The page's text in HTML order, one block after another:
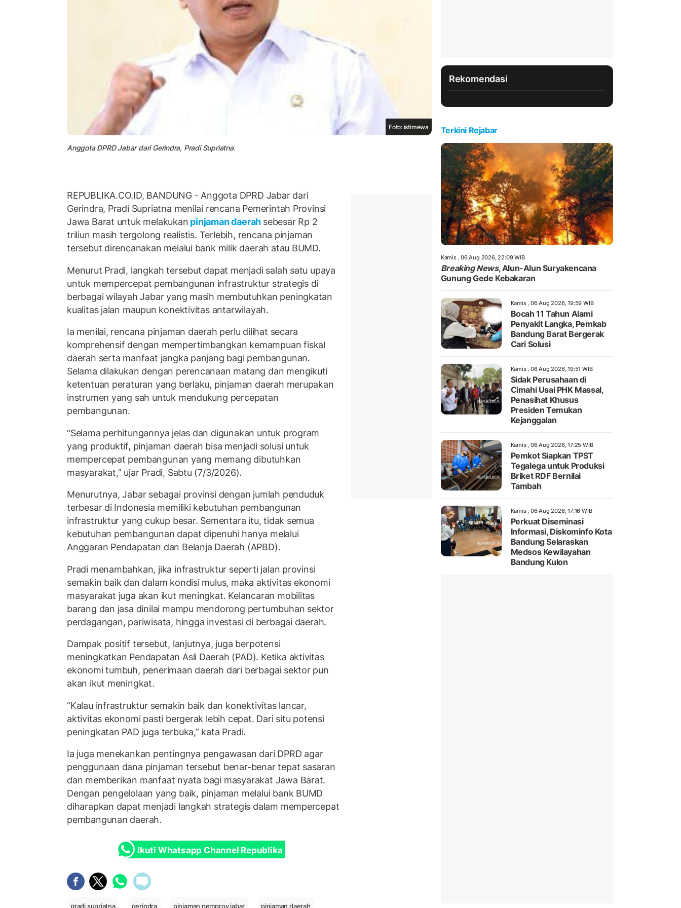
Foto: istimewa
Anggota DPRD Jabar dari Gerindra, Pradi Supriatna.
REPUBLIKA.CO.ID, BANDUNG - Anggota DPRD Jabar dari
Gerindra, Pradi Supriatna menilai rencana Pemerintah Provinsi
Jawa Barat untuk melakukan pinjaman daerah sebesar Rp 2
triliun masih tergolong realistis. Terlebih, rencana pinjaman
tersebut direncanakan melalui bank milik daerah atau BUMD.
Menurut Pradi, langkah tersebut dapat menjadi salah satu upaya
untuk mempercepat pembangunan infrastruktur strategis di
berbagai wilayah Jabar yang masih membutuhkan peningkatan
kualitas jalan maupun konektivitas antarwilayah.
Ia menilai, rencana pinjaman daerah perlu dilihat secara
komprehensif dengan mempertimbangkan kemampuan fiskal
daerah serta manfaat jangka panjang bagi pembangunan.
Selama dilakukan dengan perencanaan matang dan mengikuti
ketentuan peraturan yang berlaku, pinjaman daerah merupakan
instrumen yang sah untuk mendukung percepatan
pembangunan.
“Selama perhitungannya jelas dan digunakan untuk program
yang produktif, pinjaman daerah bisa menjadi solusi untuk
mempercepat pembangunan yang memang dibutuhkan
masyarakat,” ujar Pradi, Sabtu (7/3/2026).
Menurutnya, Jabar sebagai provinsi dengan jumlah penduduk
terbesar di Indonesia memiliki kebutuhan pembangunan
infrastruktur yang cukup besar. Sementara itu, tidak semua
kebutuhan pembangunan dapat dipenuhi hanya melalui
Anggaran Pendapatan dan Belanja Daerah (APBD).
Pradi menambahkan, jika infrastruktur seperti jalan provinsi
semakin baik dan dalam kondisi mulus, maka aktivitas ekonomi
masyarakat juga akan ikut meningkat. Kelancaran mobilitas
barang dan jasa dinilai mampu mendorong pertumbuhan sektor
perdagangan, pariwisata, hingga investasi di berbagai daerah.
Dampak positif tersebut, lanjutnya, juga berpotensi
meningkatkan Pendapatan Asli Daerah (PAD). Ketika aktivitas
ekonomi tumbuh, penerimaan daerah dari berbagai sektor pun
akan ikut meningkat.
“Kalau infrastruktur semakin baik dan konektivitas lancar,
aktivitas ekonomi pasti bergerak lebih cepat. Dari situ potensi
peningkatan PAD juga terbuka,” kata Pradi.
Ia juga menekankan pentingnya pengawasan dari DPRD agar
penggunaan dana pinjaman tersebut benar-benar tepat sasaran
dan memberikan manfaat nyata bagi masyarakat Jawa Barat.
Dengan pengelolaan yang baik, pinjaman melalui bank BUMD
diharapkan dapat menjadi langkah strategis dalam mempercepat
pembangunan daerah.
Ikuti Whatsapp Channel Republika
pradi supriatna gerindra pinjaman pemprov jabar pinjaman daerah
Rekomendasi
Terkini Rejabar
Kamis , 06 Aug 2026, 22:09 WIB
Breaking News, Alun-Alun Suryakencana
Gunung Gede Kebakaran
Kamis , 06 Aug 2026, 19:59 WIB
Bocah 11 Tahun Alami
Penyakit Langka, Pemkab
Bandung Barat Bergerak
Cari Solusi
Kamis , 06 Aug 2026, 19:51 WIB
Sidak Perusahaan di
Cimahi Usai PHK Massal,
Penasihat Khusus
Presiden Temukan
Kejanggalan
Kamis , 06 Aug 2026, 17:25 WIB
Pemkot Siapkan TPST
Tegalega untuk Produksi
Briket RDF Bernilai
Tambah
Kamis , 06 Aug 2026, 17:16 WIB
Perkuat Diseminasi
Informasi, Diskominfo Kota
Bandung Selaraskan
Medsos Kewilayahan
Bandung Kulon